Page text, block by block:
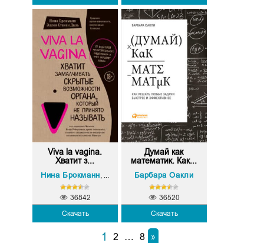
Viva la vagina.
Хватит з...
Нина Брокманн, Эллен Стёкен Даль
Скачать
36842
Думай как
математик. Как...
Барбара Оакли
Скачать
36520
1 2 … 8 »